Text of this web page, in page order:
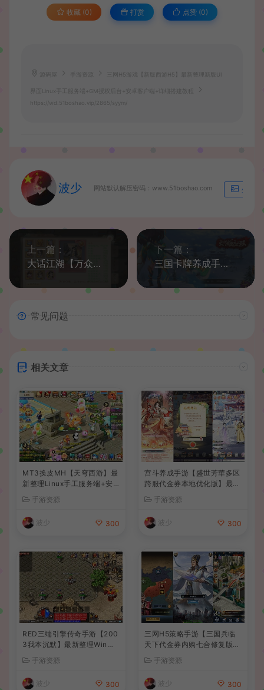
收藏 (0) 打赏 点赞 (0)
手游资源 三网H5游戏【新版西游H5】最新整理新版UI
界面Linux手工服务端+GM授权后台+安卓客户端+详细搭建教程
https://wd.51boshao.vip/2865/syym/
波少 网站默认解压密码：www.51boshao.com 生成海
上一篇：
大话江湖【万众冰雪孩子修复端】最新整理Linux手工服务端+安卓苹果双端+详细搭建教程
下一篇：
三国卡牌养成手游【炽姬无双】最新整理Win一键既玩服务端+授权物品后台+详细搭建教程
常见问题
相关文章
MT3换皮MH【天穹西游】最
新整理Linux手工服务端+安
建教程+全套源码+视频教程
手游资源
波少 300
宫斗养成手游【盛世芳華多区
跨服代金券本地优化版】最新
手工服务端+CDK授权后台
+安卓+详细搭建教程
手游资源
波少 300
RED三端引擎传奇手游【200
3我本沉默】最新整理Win系
细搭建教程
手游资源
波少 300
三网H5策略手游【三国兵临
天下代金券内购七合修复版】
+Linux手工服务端+管理后台
+GM授权后台+简易安卓客户
端+详细搭建教程+视频教程
手游资源
波少 300